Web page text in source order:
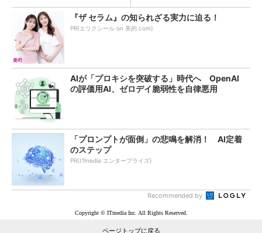
『ザ セラム』の知られざる実力に迫る！
PR(エリクシール on 美的.com)
AIが「プロキシを突破する」時代へ OpenAI
の評価用AI、ゼロデイ脆弱性を自律悪用
「プロンプトが面倒」の悲鳴を解消！ AI定着
のステップ
PR(ITmedia エンタープライズ)
Recommended by
Copyright © ITmedia Inc. All Rights Reserved.
ページトップに戻る